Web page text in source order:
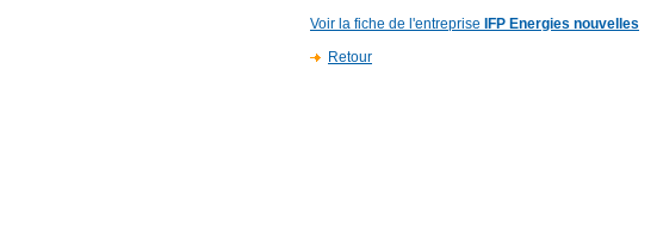
Voir la fiche de l'entreprise
IFP Energies nouvelles
Retour